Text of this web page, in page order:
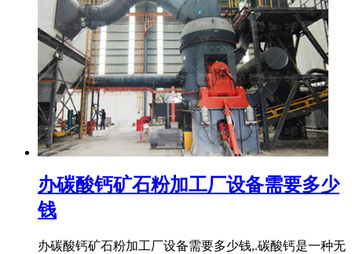
办碳酸钙矿石粉加工厂设备需要多少
钱
办碳酸钙矿石粉加工厂设备需要多少钱,.碳酸钙是一种无